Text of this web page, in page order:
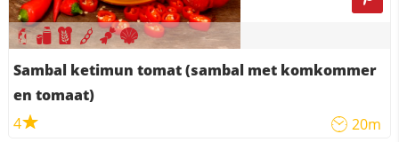
Sambal ketimun tomat (sambal met komkommer
en tomaat)
4
20m